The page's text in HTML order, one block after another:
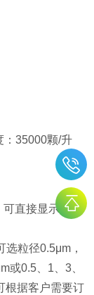
35000颗/升
直接显示粒子
粒径0.5μm，
或0.5、1、3、
根据客户需要订